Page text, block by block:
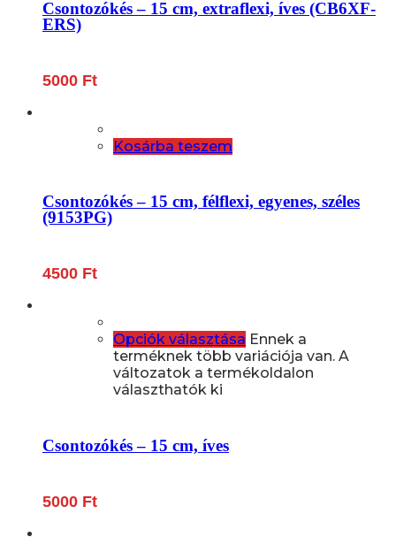
Csontozókés – 15 cm, extraflexi, íves (CB6XF-
ERS)
5000 Ft
Kosárba teszem
Csontozókés – 15 cm, félflexi, egyenes, széles
(9153PG)
4500 Ft
Opciók választása Ennek a
terméknek több variációja van. A
változatok a termékoldalon
választhatók ki
Csontozókés – 15 cm, íves
5000 Ft